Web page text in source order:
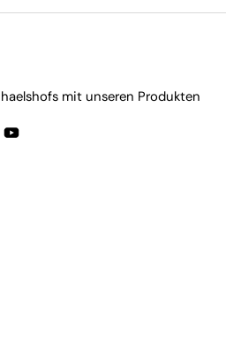
mit unseren Produkten
YouTube